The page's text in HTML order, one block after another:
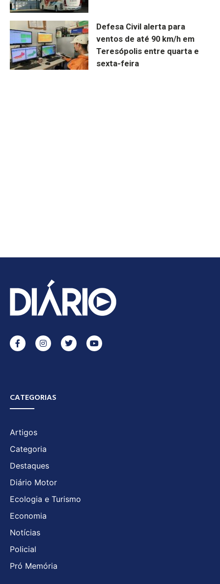
Defesa Civil alerta para
ventos de até 90 km/h em
Teresópolis entre quarta e
sexta-feira
CATEGORIAS
Artigos
Categoria
Destaques
Diário Motor
Ecologia e Turismo
Economia
Notícias
Policial
Pró Memória